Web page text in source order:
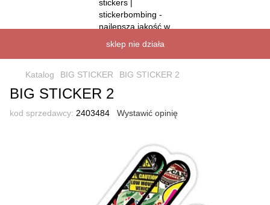
sklep nie działa
Katalog BIG STICKER BIG STICKER 2
BIG STICKER 2
kod sprzedawcy: 2403484 Wystawić opinię